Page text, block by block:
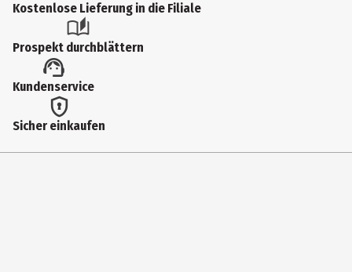
Artikelnummer des Herstellers
Zielgruppe
Jugendliche|Grundschüler|Erwachsene
Hersteller
Kostenlose Lieferung in die Filiale
Prospekt durchblättern
Kundenservice
Sicher einkaufen